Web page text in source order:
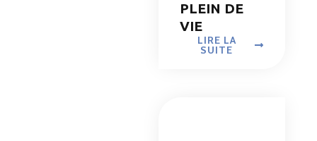
PLEIN DE
VIE
LIRE LA
SUITE